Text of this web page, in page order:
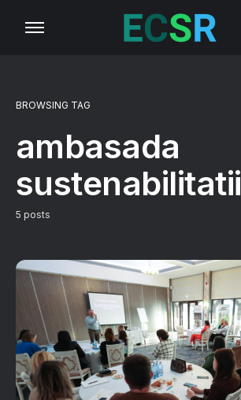
BROWSING TAG
ambasada
sustenabilitatii
5 posts